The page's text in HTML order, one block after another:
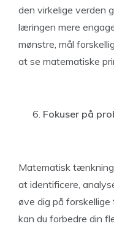
den virkelige verden
læringen mere
mønstre, mål
at se matematiske
Fokuser på
Matematisk tænkning
at identificere,
øve dig på
kan du forbedre din